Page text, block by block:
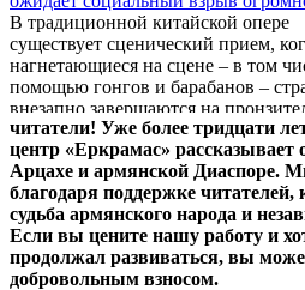
сотрудники ...
В традиционной китайской опере
существует сценический прием,
нагнетающиеся на сцене – в том
помощью гонгов и барабанов –
внезапно завершаются на
ноте скрипки – цзинху; артисты
достаточно долго стоят
правило, этот спецэффект
конце представления и означает:
сказали все, что могли, а зрители
сами домыслить, чем закончится
читатели! Уже более тридцати
центр «Еркрамас»
Арцахе и армянской Диаспоре.
благодаря поддержке
судьба армянского народа и
Если вы цените нашу работу и
продолжал развиваться, вы
добровольным взносом.